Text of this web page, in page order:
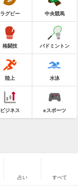
ラグビー 中央競馬
格闘技 バドミントン
陸上 水泳
ビジネス eスポーツ
占い すべて